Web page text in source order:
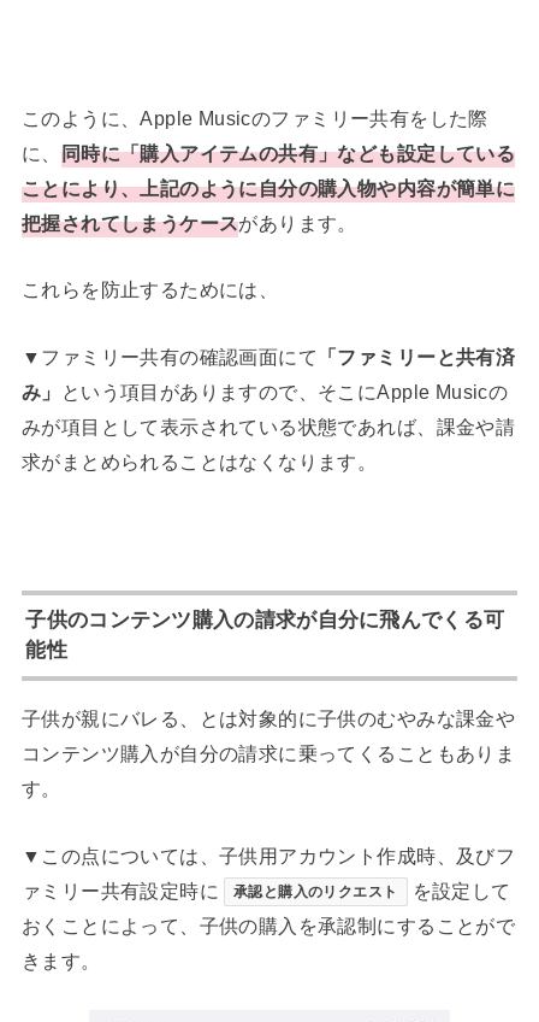
このように、Apple Musicのファミリー共有をした際
に、 同時に「購入アイテムの共有」なども設定している
ことにより、上記のように自分の購入物や内容が簡単に
把握されてしまうケースがあります。
これらを防止するためには、
▼ファミリー共有の確認画面にて
「ファミリーと共有済
み」
という項目がありますので、そこにApple Musicの
みが項目として表示されている状態であれば、課金や請
求がまとめられることはなくなります。
子供のコンテンツ購入の請求が自分に飛んでくる可
能性
子供が親にバレる、とは対象的に子供のむやみな課金や
コンテンツ購入が自分の請求に乗ってくることもありま
す。
▼この点については、子供用アカウント作成時、及びフ
ァミリー共有設定時に
承認と購入のリクエスト
を設定して
おくことによって、子供の購入を承認制にすることがで
きます。